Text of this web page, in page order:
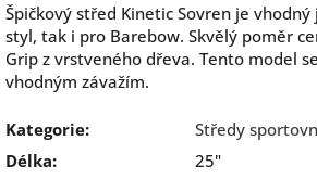
Špičkový střed Kinetic Sovren je
styl, tak i pro Barebow. Skvělý poměr
Grip z vrstveného dřeva. Tento model
vhodným závažím.
Kategorie:
Středy
Délka:
25"